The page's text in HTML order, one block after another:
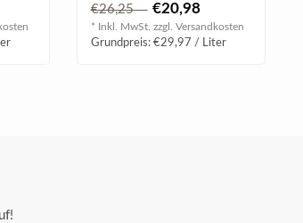
€26,25 €20,98
* Inkl. MwSt. zzgl. Versandkosten
Grundpreis: €29,97 / Liter